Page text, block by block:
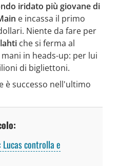
iridato più giovane di
e incassa il primo
Niente da fare per
che si ferma al
mani in heads-up: per lui
di bigliettoni.
è successo nell'ultimo
Lucas controlla e